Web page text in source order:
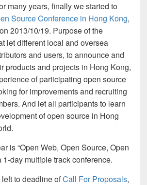
many years, finally we started to
Source Conference in Hong Kong,
2013/10/19. Purpose of the
let different local and oversea
and users, to announce and
products and projects in Hong Kong,
of participating open source
for improvements and recruiting
And let all participants to learn
of open source in Hong
is “Open Web, Open Source, Open
1-day multiple track conference.
to deadline ofCall For Proposals,